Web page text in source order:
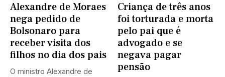
Alexandre de Moraes
nega pedido de
Bolsonaro para
receber visita dos
filhos no dia dos pais
O ministro Alexandre de
Criança de três anos
foi torturada e morta
pelo pai que é
advogado e se
negava pagar
pensão